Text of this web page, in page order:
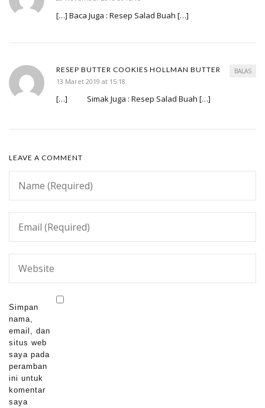
[…] Baca Juga : Resep Salad Buah […]
RESEP BUTTER COOKIES HOLLMAN BUTTER
13 Maret 2019 at 15:18
[…] Simak Juga : Resep Salad Buah […]
BALAS
LEAVE A COMMENT
Simpan
nama,
email, dan
situs web
saya pada
peramban
ini untuk
komentar
saya